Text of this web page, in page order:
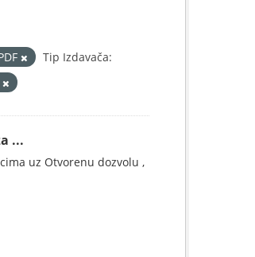
Tip Izdavača:
...
uz Otvorenu dozvolu ,